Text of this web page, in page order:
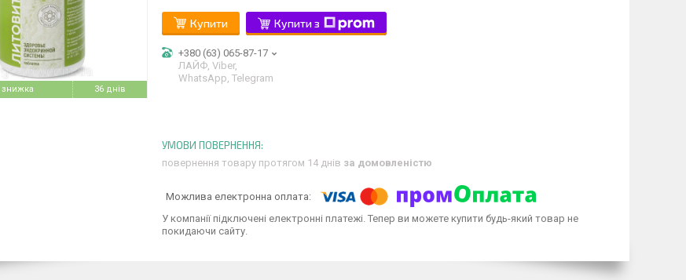
36 днів
Купити Купити з
+380 (63) 065-87-17
ЛАЙФ, Viber,
WhatsApp, Telegram
повернення товару протягом 14 днів за домовленістю
У компанії підключені електронні платежі. Тепер ви можете купити будь-який товар не
покидаючи сайту.